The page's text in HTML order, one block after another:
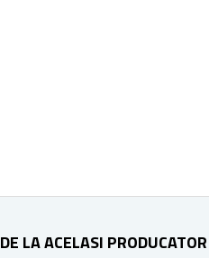
DE LA ACELASI PRODUCATOR